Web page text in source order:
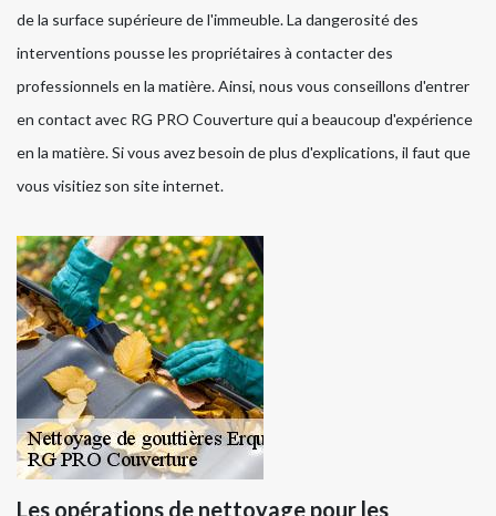
de la surface supérieure de l'immeuble. La dangerosité des
interventions pousse les propriétaires à contacter des
professionnels en la matière. Ainsi, nous vous conseillons d'entrer
en contact avec RG PRO Couverture qui a beaucoup d'expérience
en la matière. Si vous avez besoin de plus d'explications, il faut que
vous visitiez son site internet.
Les opérations de nettoyage pour les